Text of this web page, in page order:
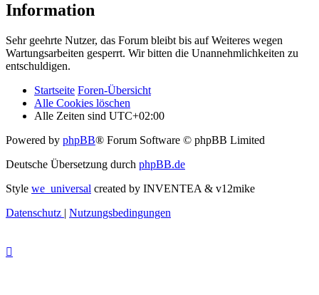
Information
Sehr geehrte Nutzer, das Forum bleibt bis auf Weiteres wegen
Wartungsarbeiten gesperrt. Wir bitten die Unannehmlichkeiten zu
entschuldigen.
Startseite Foren-Übersicht
Alle Cookies löschen
Alle Zeiten sind UTC+02:00
Powered by phpBB® Forum Software © phpBB Limited
Deutsche Übersetzung durch phpBB.de
Style we_universal created by INVENTEA & v12mike
Datenschutz | Nutzungsbedingungen